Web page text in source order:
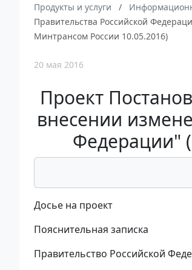
Продукты и услуги
Правительства Российской
Минтрансом России 10.05.2016)
20 мая 2016
Проект
внесении
Федерации"
Досье на проект
Пояснительная записка
Правительство Российской